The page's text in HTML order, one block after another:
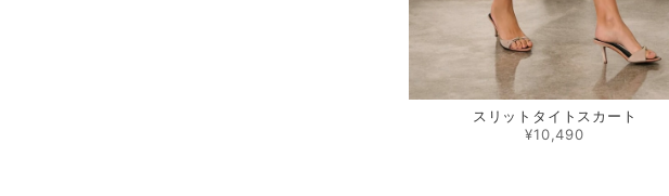
スリットタイトスカート
¥10,490